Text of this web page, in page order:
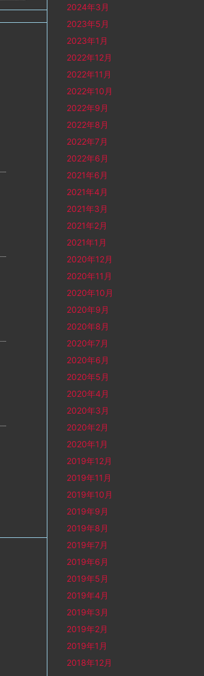
2024年3月
2023年5月
2023年1月
2022年12月
2022年11月
2022年10月
2022年9月
2022年8月
2022年7月
2022年6月
2021年6月
2021年4月
2021年3月
2021年2月
2021年1月
2020年12月
2020年11月
2020年10月
2020年9月
2020年8月
2020年7月
2020年6月
2020年5月
2020年4月
2020年3月
2020年2月
2020年1月
2019年12月
2019年11月
2019年10月
2019年9月
2019年8月
2019年7月
2019年6月
2019年5月
2019年4月
2019年3月
2019年2月
2019年1月
2018年12月